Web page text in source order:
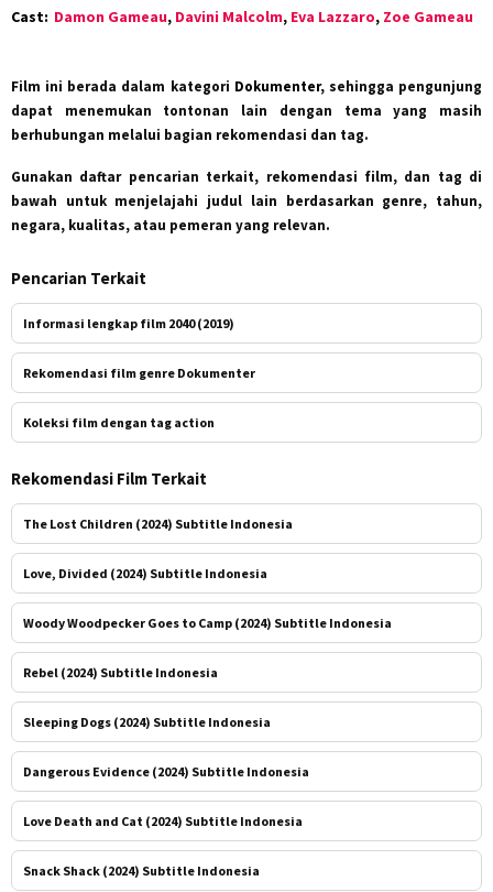
Cast: Damon Gameau, Davini Malcolm, Eva Lazzaro, Zoe Gameau
Film ini berada dalam kategori Dokumenter, sehingga pengunjung
dapat menemukan tontonan lain dengan tema yang masih
berhubungan melalui bagian rekomendasi dan tag.
Gunakan daftar pencarian terkait, rekomendasi film, dan tag di
bawah untuk menjelajahi judul lain berdasarkan genre, tahun,
negara, kualitas, atau pemeran yang relevan.
Pencarian Terkait
Informasi lengkap film 2040 (2019)
Rekomendasi film genre Dokumenter
Koleksi film dengan tag action
Rekomendasi Film Terkait
The Lost Children (2024) Subtitle Indonesia
Love, Divided (2024) Subtitle Indonesia
Woody Woodpecker Goes to Camp (2024) Subtitle Indonesia
Rebel (2024) Subtitle Indonesia
Sleeping Dogs (2024) Subtitle Indonesia
Dangerous Evidence (2024) Subtitle Indonesia
Love Death and Cat (2024) Subtitle Indonesia
Snack Shack (2024) Subtitle Indonesia